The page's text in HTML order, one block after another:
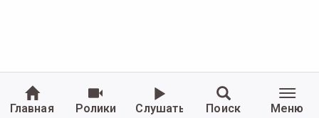
Главная Ролики Слушать Поиск Меню